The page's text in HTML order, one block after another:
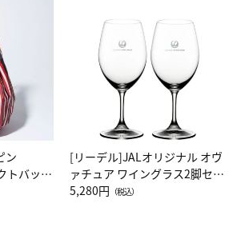
ン
トバッグ
LC）ス
[リーデル]JALオリジナル オヴ
ァチュア ワイングラス2脚セッ
ト（レッドワイン）
5,280円 （税込）